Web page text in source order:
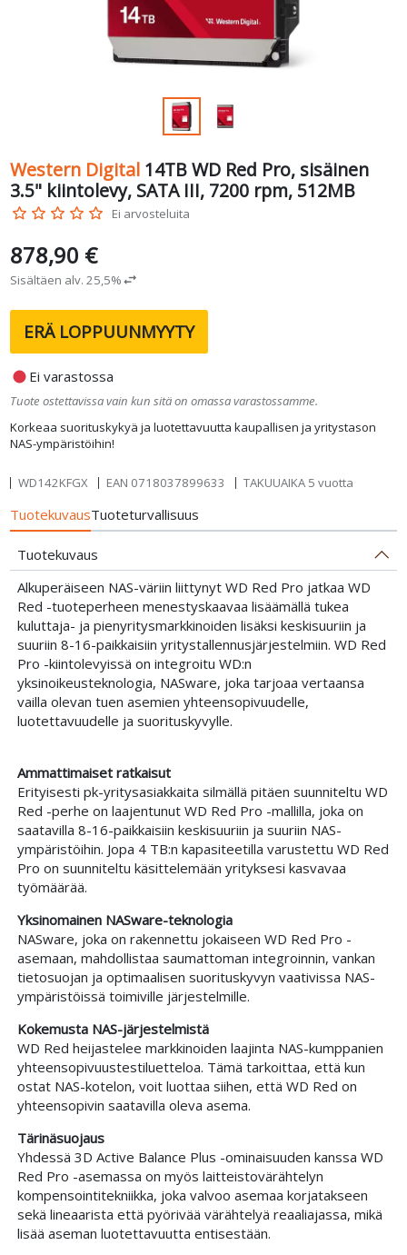
Western Digital 14TB WD Red Pro, sisäinen
3.5" kiintolevy, SATA III, 7200 rpm, 512MB
star_border star_border star_border star_border star_border Ei arvosteluita
Korkeaa suorituskykyä ja luotettavuutta kaupallisen ja yritystason
NAS-ympäristöihin!
878,90 €
Sisältäen alv. 25,5%swap_horiz
ERÄ LOPPUUNMYYTY
fiber_manual_record Ei varastossa
Tuote ostettavissa vain kun sitä on omassa varastossamme.
WD142KFGX EAN 0718037899633 TAKUUAIKA 5 vuotta
TuotekuvausTuoteturvallisuus
Tuotekuvaus
Alkuperäiseen NAS-väriin liittynyt WD Red Pro jatkaa WD
Red -tuoteperheen menestyskaavaa lisäämällä tukea
kuluttaja- ja pienyritysmarkkinoiden lisäksi keskisuuriin ja
suuriin 8-16-paikkaisiin yritystallennusjärjestelmiin. WD Red
Pro -kiintolevyissä on integroitu WD:n
yksinoikeusteknologia, NASware, joka tarjoaa vertaansa
vailla olevan tuen asemien yhteensopivuudelle,
luotettavuudelle ja suorituskyvylle.
Ammattimaiset ratkaisut
Erityisesti pk-yritysasiakkaita silmällä pitäen suunniteltu WD
Red -perhe on laajentunut WD Red Pro -mallilla, joka on
saatavilla 8-16-paikkaisiin keskisuuriin ja suuriin NAS-
ympäristöihin. Jopa 4 TB:n kapasiteetilla varustettu WD Red
Pro on suunniteltu käsittelemään yrityksesi kasvavaa
työmäärää.
Yksinomainen NASware-teknologia
NASware, joka on rakennettu jokaiseen WD Red Pro -
asemaan, mahdollistaa saumattoman integroinnin, vankan
tietosuojan ja optimaalisen suorituskyvyn vaativissa NAS-
ympäristöissä toimiville järjestelmille.
Kokemusta NAS-järjestelmistä
WD Red heijastelee markkinoiden laajinta NAS-kumppanien
yhteensopivuustestiluetteloa. Tämä tarkoittaa, että kun
ostat NAS-kotelon, voit luottaa siihen, että WD Red on
yhteensopivin saatavilla oleva asema.
Tärinäsuojaus
Yhdessä 3D Active Balance Plus -ominaisuuden kanssa WD
Red Pro -asemassa on myös laitteistovärähtelyn
kompensointitekniikka, joka valvoo asemaa korjatakseen
sekä lineaarista että pyörivää värähtelyä reaaliajassa, mikä
lisää aseman luotettavuutta entisestään.